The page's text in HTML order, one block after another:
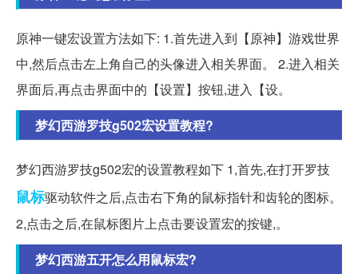
原神一键宏设置方法如下: 1.首先进入到【原神】游戏世界
中,然后点击左上角自己的头像进入相关界面。 2.进入相关
界面后,再点击界面中的【设置】按钮,进入【设。
梦幻西游罗技g502宏设置教程?
梦幻西游罗技g502宏的设置教程如下 1,首先,在打开罗技
鼠标驱动软件之后,点击右下角的鼠标指针和齿轮的图标。
2,点击之后,在鼠标图片上点击要设置宏的按键,。
梦幻西游五开怎么用鼠标宏?